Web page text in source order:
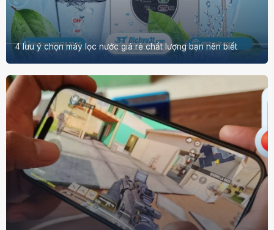
4 lưu ý chọn máy lọc nước giá rẻ chất lượng bạn nên biết